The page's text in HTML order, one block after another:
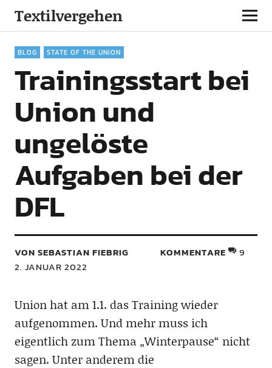
Textilvergehen
BLOG STATE OF THE UNION
Trainingsstart bei
Union und
ungelöste
Aufgaben bei der
DFL
VON SEBASTIAN FIEBRIG
2. JANUAR 2022
KOMMENTARE 9
Union hat am 1.1. das Training wieder
aufgenommen. Und mehr muss ich
eigentlich zum Thema „Winterpause“ nicht
sagen. Unter anderem die